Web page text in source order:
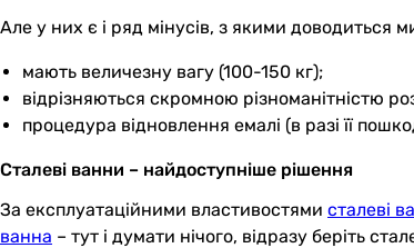
Але у них є і ряд мінусів, з якими доводиться
мають величезну вагу (100-150 кг);
відрізняються скромною різноманітністю
процедура відновлення емалі (в разі її
Сталеві ванни – найдоступніше рішення
За експлуатаційними властивостями сталеві
ванна – тут і думати нічого, відразу беріть